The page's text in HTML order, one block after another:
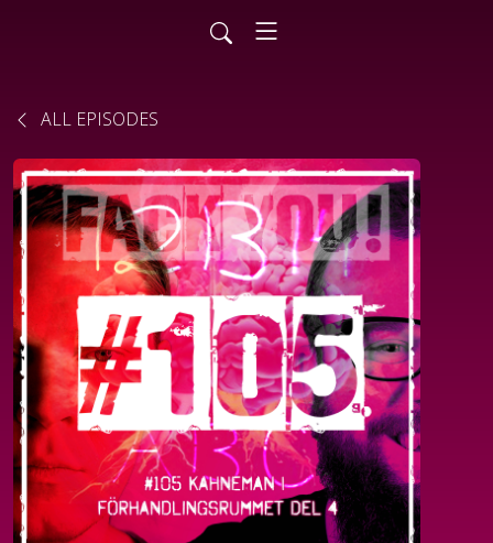
ALL EPISODES